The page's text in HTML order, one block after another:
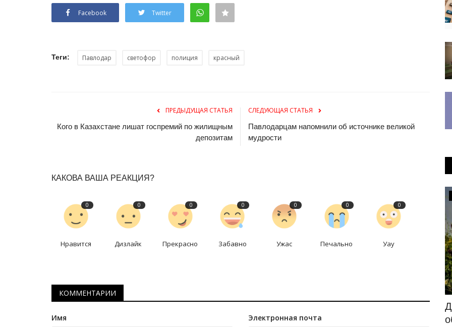
Facebook Twitter
Теги: Павлодар светофор полиция красный
ПРЕДЫДУЩАЯ СТАТЬЯ
Кого в Казахстане лишат госпремий по жилищным
депозитам
СЛЕДУЮЩАЯ СТАТЬЯ
Павлодарцам напомнили об источнике великой
мудрости
КАКОВА ВАША РЕАКЦИЯ?
0
Нравится
0
Дизлайк
0
Прекрасно
0
Забавно
0
Ужас
0
Печально
0
Уау
КОММЕНТАРИИ
Имя Электронная почта
школьников